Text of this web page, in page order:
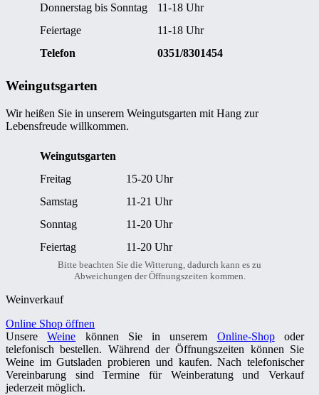
Donnerstag bis Sonntag
11-18 Uhr
Feiertage
11-18 Uhr
Telefon
0351/8301454
Weingutsgarten
Wir heißen Sie in unserem Weingutsgarten mit Hang zur
Lebensfreude willkommen.
Weingutsgarten
Freitag
15-20 Uhr
Samstag
11-21 Uhr
Sonntag
11-20 Uhr
Feiertag
11-20 Uhr
Bitte beachten Sie die Witterung, dadurch kann es zu
Abweichungen der Öffnungszeiten kommen.
Weinverkauf
Online Shop öffnen
UnsereWeine können Sie in unserem Online-Shopoder
telefonisch bestellen. Während der Öffnungszeiten können Sie
Weine im Gutsladen probieren und kaufen. Nach telefonischer
Vereinbarung sind Termine für Weinberatung und Verkauf
jederzeit möglich.